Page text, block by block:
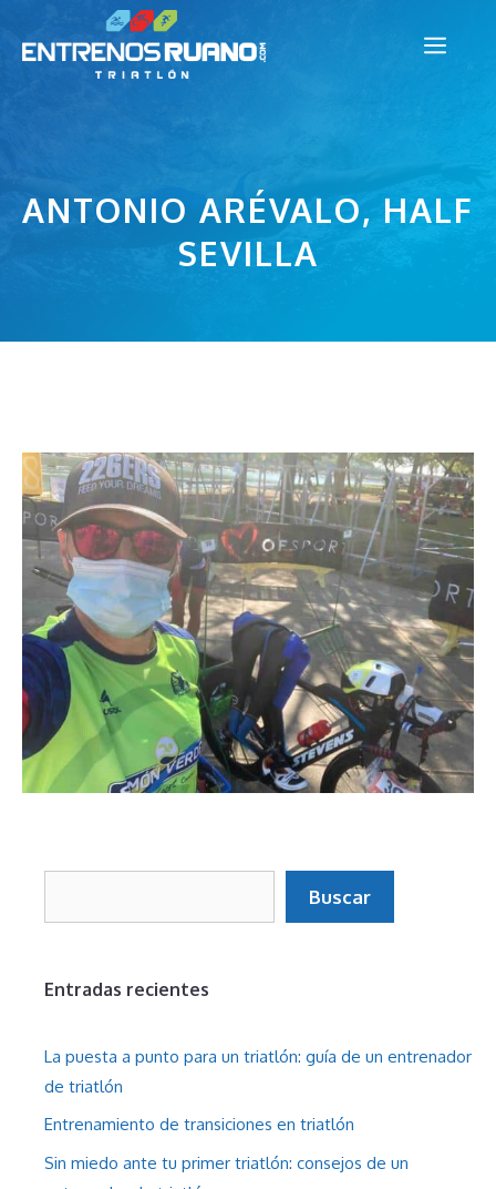
ANTONIO ARÉVALO, HALF
SEVILLA
Buscar
Entradas recientes
La puesta a punto para un triatlón: guía de un entrenador
de triatlón
Entrenamiento de transiciones en triatlón
Sin miedo ante tu primer triatlón: consejos de un